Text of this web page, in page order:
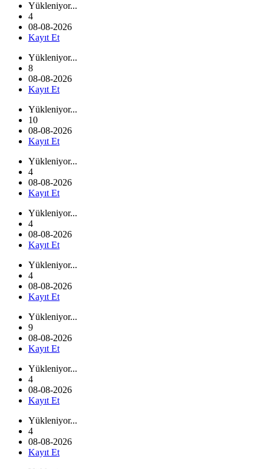
Yükleniyor...
4
08-08-2026
Kayıt Et
Yükleniyor...
8
08-08-2026
Kayıt Et
Yükleniyor...
10
08-08-2026
Kayıt Et
Yükleniyor...
4
08-08-2026
Kayıt Et
Yükleniyor...
4
08-08-2026
Kayıt Et
Yükleniyor...
4
08-08-2026
Kayıt Et
Yükleniyor...
9
08-08-2026
Kayıt Et
Yükleniyor...
4
08-08-2026
Kayıt Et
Yükleniyor...
4
08-08-2026
Kayıt Et